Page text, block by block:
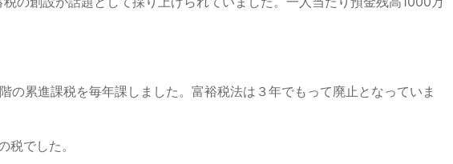
累進課税を毎年課しました。富裕税法は３年でもって廃止となっていま
でした。